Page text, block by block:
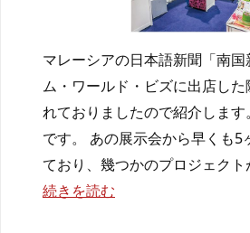
マレーシアの日本語新聞「南国
ム・ワールド・ビズに出店し
れておりましたので紹介します
です。 あの展示会から早くも5
ており、幾つかのプロジェク
続きを読む